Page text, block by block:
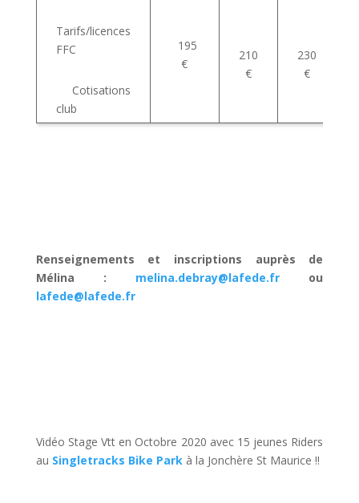
Tarifs/licences
FFC
Cotisations
club
195
€
210
€
230
€
Renseignements et inscriptions auprès de
Mélina : melina.debray@lafede.fr
ou
lafede@lafede.fr
Vidéo Stage Vtt en Octobre 2020 avec 15 jeunes Riders
au Singletracks Bike Parkà la Jonchère St Maurice !!